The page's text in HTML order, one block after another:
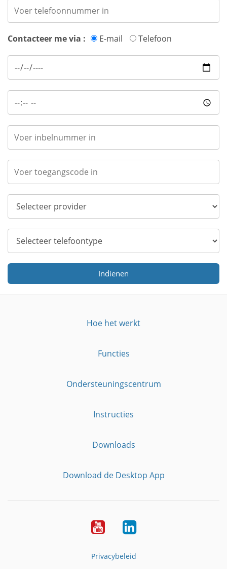
Contacteer me via : E-mail Telefoon
Indienen
Hoe het werkt
Functies
Ondersteuningscentrum
Instructies
Downloads
Download de Desktop App
YouTubeLinkedIn
Privacybeleid